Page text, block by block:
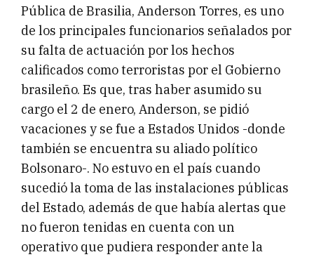
Pública de Brasilia, Anderson Torres, es uno
de los principales funcionarios señalados por
su falta de actuación por los hechos
calificados como terroristas por el Gobierno
brasileño. Es que, tras haber asumido su
cargo el 2 de enero, Anderson, se pidió
vacaciones y se fue a Estados Unidos -donde
también se encuentra su aliado político
Bolsonaro-. No estuvo en el país cuando
sucedió la toma de las instalaciones públicas
del Estado, además de que había alertas que
no fueron tenidas en cuenta con un
operativo que pudiera responder ante la